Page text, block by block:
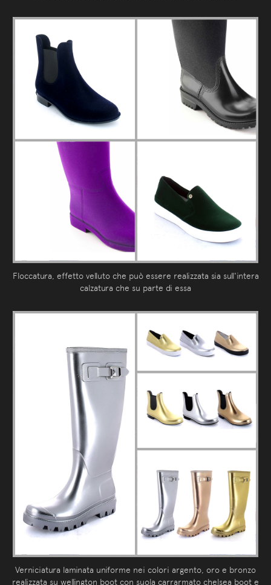
Floccatura, effetto velluto che può essere realizzata sia sull'intera
calzatura che su parte di essa
Verniciatura laminata uniforme nei colori argento, oro e bronzo
realizzata su wellington boot con suola carrarmato chelsea boot e